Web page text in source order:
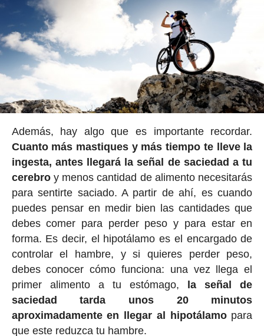
Además, hay algo que es importante recordar.
Cuanto más mastiques y más tiempo te lleve la
ingesta, antes llegará la señal de saciedad a tu
cerebroy menos cantidad de alimento necesitarás
para sentirte saciado. A partir de ahí, es cuando
puedes pensar en medir bien las cantidades que
debes comer para perder peso y para estar en
forma. Es decir, el hipotálamo es el encargado de
controlar el hambre, y si quieres perder peso,
debes conocer cómo funciona: una vez llega el
primer alimento a tu estómago,
la señal de
saciedad tarda unos 20 minutos
aproximadamente en llegar al hipotálamopara
que este reduzca tu hambre.